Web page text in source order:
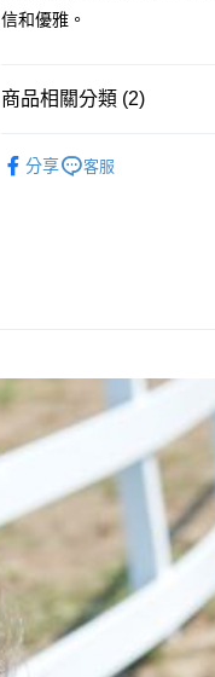
【繳款方式說明】
2.透過簡訊連結打開帳單後，
帳／街口支付／iPASS MONEY
【注意事項】
1.本服務係由「台灣大哥大股
每筆NT$60，滿NT$1,500(
信和優雅。
商品相關分類 (2)
分享 客服